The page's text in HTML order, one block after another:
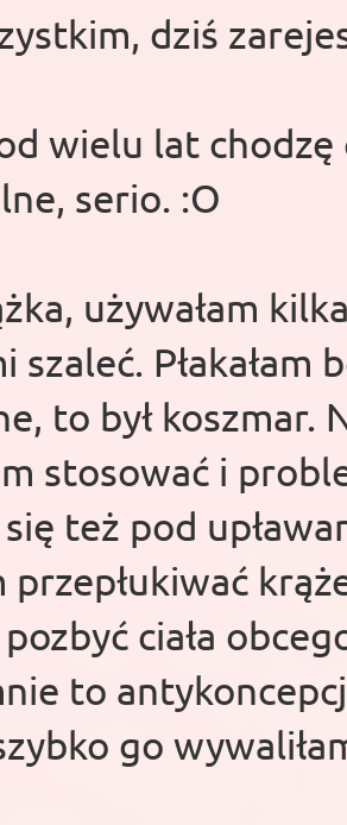
dziś
wielu lat chodzę
serio. :O
używałam
szaleć.
to był koszmar.
stosować i
też pod
przepłukiwać
pozbyć ciała
to
go